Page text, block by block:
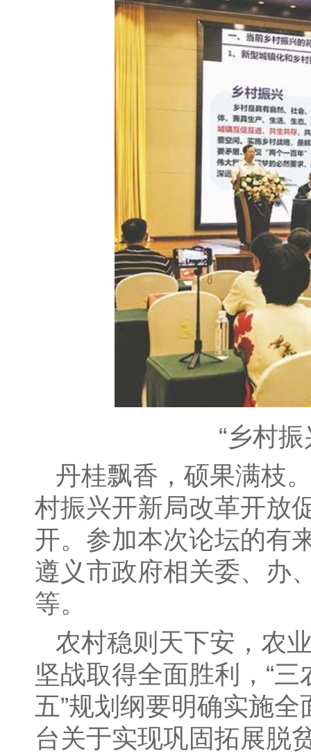
“乡村
丹桂飘香，硕果满枝
村振兴开新局改革开放
开。参加本次论坛的有
遵义市政府相关委、办
等。
农村稳则天下安，农
坚战取得全面胜利，“
五”规划纲要明确实施
台关于实现巩固拓展